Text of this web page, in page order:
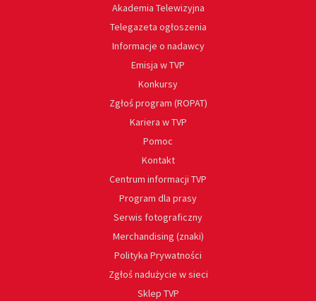
Akademia Telewizyjna
Telegazeta ogłoszenia
Informacje o nadawcy
Emisja w TVP
Konkursy
Zgłoś program (ROPAT)
Kariera w TVP
Pomoc
Kontakt
Centrum informacji TVP
Program dla prasy
Serwis fotograficzny
Merchandising (znaki)
Polityka Prywatności
Zgłoś nadużycie w sieci
Sklep TVP